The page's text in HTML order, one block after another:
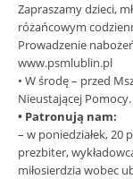
Zapraszamy dzieci,
różańcowym
Prowadzenie
www.psmlublin.pl
• W środę – przed
Nieustającej Pomocy.
• Patronują nam:
– w poniedziałek, 20
prezbiter,
miłosierdzia wobec